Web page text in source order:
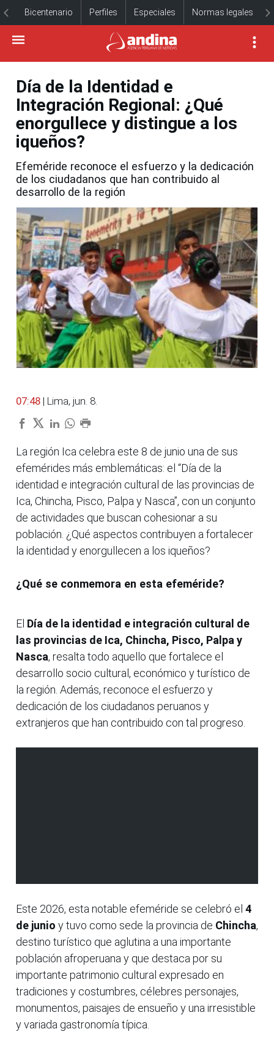
Bicentenario Perfiles Especiales Normas legales
Día de la Identidad e
Integración Regional: ¿Qué
enorgullece y distingue a los
iqueños?
Efeméride reconoce el esfuerzo y la dedicación
de los ciudadanos que han contribuido al
desarrollo de la región
07:48 | Lima, jun. 8.
La región Ica celebra este 8 de junio una de sus
efemérides más emblemáticas: el “Día de la
identidad e integración cultural de las provincias de
Ica, Chincha, Pisco, Palpa y Nasca”, con un conjunto
de actividades que buscan cohesionar a su
población. ¿Qué aspectos contribuyen a fortalecer
la identidad y enorgullecen a los iqueños?
¿Qué se conmemora en esta efeméride?
El Día de la identidad e integración cultural de
las provincias de Ica, Chincha, Pisco, Palpa y
Nasca, resalta todo aquello que fortalece el
desarrollo socio cultural, económico y turístico de
la región. Además, reconoce el esfuerzo y
dedicación de los ciudadanos peruanos y
extranjeros que han contribuido con tal progreso.
Este 2026, esta notable efeméride se celebró el 4
de junio y tuvo como sede la provincia de Chincha,
destino turístico que aglutina a una importante
población afroperuana y que destaca por su
importante patrimonio cultural expresado en
tradiciones y costumbres, célebres personajes,
monumentos, paisajes de ensueño y una irresistible
y variada gastronomía típica.